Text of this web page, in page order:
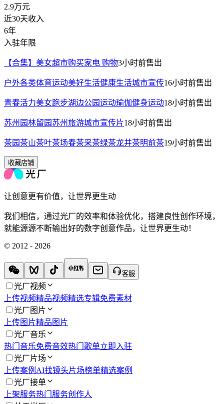
2.9万元
近30天收入
6年
入驻年限
【合集】美女超市购买家电 购物3小时前售出
户外各类体育运动美好生活健康生活城市宣传16小时前售出
青春活力美女跑步湖边公园运动瑜伽健身运动18小时前售出
苏州园林留园苏州旅游城市宣传片18小时前售出
茶园茶山茶叶茶场春茶采茶绿茶龙井茶明前茶19小时前售出
收藏店铺
让创意更有价值，让世界更生动
我们相信，通过光厂的效率和体验优化，搭建良性创作环境，
就能源源不断输出好的数字创意作品，让世界更生动！
© 2012 - 2026
客服
光厂视频
上传视频精品视频精选专辑免费素材
光厂图片
上传图片精品图片
光厂音乐
热门音乐免费音效热门歌单立即入驻
光厂片场
上传案例 AI找镜头片场榜单精选案例
光厂接单
上架服务热门服务创作人